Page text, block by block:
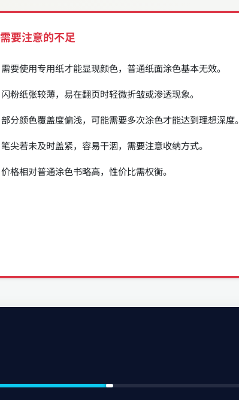
需要注意的不足
需要使用专用纸才能显现颜色，普通纸面涂色基本无效。
闪粉纸张较薄，易在翻页时轻微折皱或渗透现象。
部分颜色覆盖度偏浅，可能需要多次涂色才能达到理想深度。
笔尖若未及时盖紧，容易干涸，需要注意收纳方式。
价格相对普通涂色书略高，性价比需权衡。